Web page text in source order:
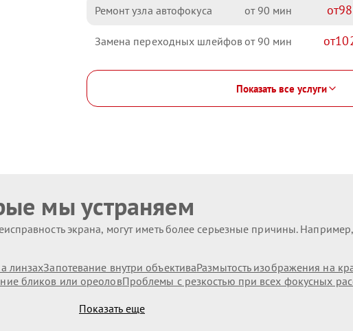
Ремонт узла автофокуса 90
Замена переходных шлейфов 90
Показать все услуги
мы устраняем
экрана, могут иметь более серьезные причины.
линзахЗапотевание внутри объективаРазмытость изображения на
бликов или ореоловПроблемы с резкостью при всех фокусных
Показать еще